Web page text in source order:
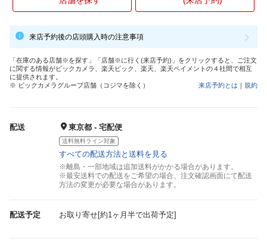
来店予約後の店頭購入時の注意事項
「在庫のある店舗※を探す」「店舗※に行く(来店予約)」をクリックすると、ご注文
に関する情報がビックカメラ、楽天ビック、楽天、楽天ペイメントの４社間で相互
に提供されます。
※ ビックカメラグループ店舗（コジマを除く）
来店予約とは ｜ 規約
配送 東京都 - 宅配便
送料無料ライン対象
すべての配送方法と送料を見る
※離島・一部地域は追加送料がかかる場合があります。
※最安送料での配送をご希望の場合、注文確認画面にて配送
方法の変更が必要な場合があります。
配送予定 お取り寄せ[約1ヶ月半で出荷予定]